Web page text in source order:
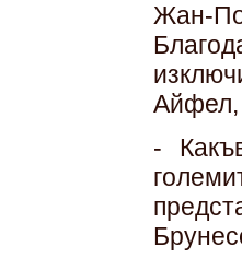
Жан-
Айфел,
-